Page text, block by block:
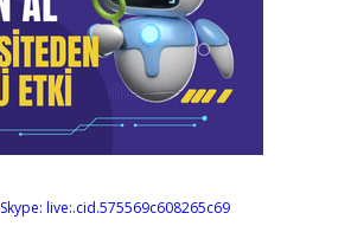
Skype: live:.cid.575569c608265c69